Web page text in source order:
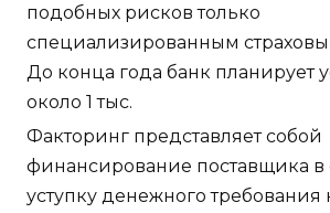
подобных рисков только
специализированным
До конца года банк планирует
около 1 тыс.
Факторинг представляет собой
финансирование поставщика в
уступку денежного требования